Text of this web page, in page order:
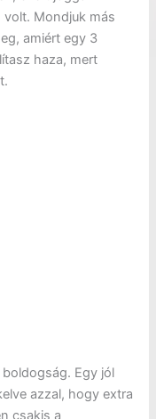
Mondjuk más
amiért egy 3
haza, mert
Egy jól
azzal, hogy extra
csakis a